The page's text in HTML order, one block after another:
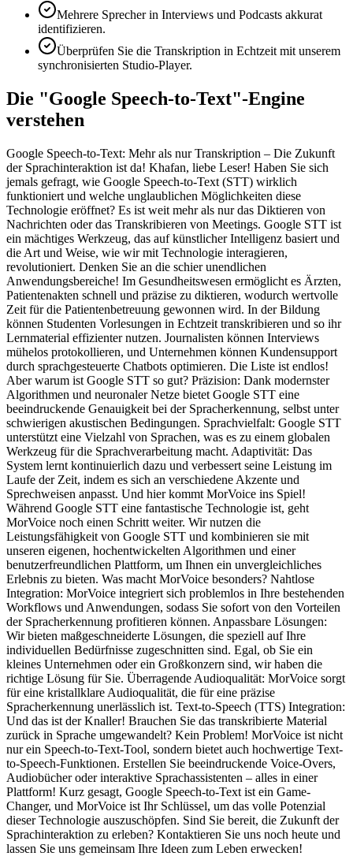
Mehrere Sprecher in Interviews und Podcasts akkurat
identifizieren.
Überprüfen Sie die Transkription in Echtzeit mit unserem
synchronisierten Studio-Player.
Die "Google Speech-to-Text"-Engine
verstehen
Google Speech-to-Text: Mehr als nur Transkription – Die Zukunft
der Sprachinteraktion ist da! Khafan, liebe Leser! Haben Sie sich
jemals gefragt, wie Google Speech-to-Text (STT) wirklich
funktioniert und welche unglaublichen Möglichkeiten diese
Technologie eröffnet? Es ist weit mehr als nur das Diktieren von
Nachrichten oder das Transkribieren von Meetings. Google STT ist
ein mächtiges Werkzeug, das auf künstlicher Intelligenz basiert und
die Art und Weise, wie wir mit Technologie interagieren,
revolutioniert. Denken Sie an die schier unendlichen
Anwendungsbereiche! Im Gesundheitswesen ermöglicht es Ärzten,
Patientenakten schnell und präzise zu diktieren, wodurch wertvolle
Zeit für die Patientenbetreuung gewonnen wird. In der Bildung
können Studenten Vorlesungen in Echtzeit transkribieren und so ihr
Lernmaterial effizienter nutzen. Journalisten können Interviews
mühelos protokollieren, und Unternehmen können Kundensupport
durch sprachgesteuerte Chatbots optimieren. Die Liste ist endlos!
Aber warum ist Google STT so gut? Präzision: Dank modernster
Algorithmen und neuronaler Netze bietet Google STT eine
beeindruckende Genauigkeit bei der Spracherkennung, selbst unter
schwierigen akustischen Bedingungen. Sprachvielfalt: Google STT
unterstützt eine Vielzahl von Sprachen, was es zu einem globalen
Werkzeug für die Sprachverarbeitung macht. Adaptivität: Das
System lernt kontinuierlich dazu und verbessert seine Leistung im
Laufe der Zeit, indem es sich an verschiedene Akzente und
Sprechweisen anpasst. Und hier kommt MorVoice ins Spiel!
Während Google STT eine fantastische Technologie ist, geht
MorVoice noch einen Schritt weiter. Wir nutzen die
Leistungsfähigkeit von Google STT und kombinieren sie mit
unseren eigenen, hochentwickelten Algorithmen und einer
benutzerfreundlichen Plattform, um Ihnen ein unvergleichliches
Erlebnis zu bieten. Was macht MorVoice besonders? Nahtlose
Integration: MorVoice integriert sich problemlos in Ihre bestehenden
Workflows und Anwendungen, sodass Sie sofort von den Vorteilen
der Spracherkennung profitieren können. Anpassbare Lösungen:
Wir bieten maßgeschneiderte Lösungen, die speziell auf Ihre
individuellen Bedürfnisse zugeschnitten sind. Egal, ob Sie ein
kleines Unternehmen oder ein Großkonzern sind, wir haben die
richtige Lösung für Sie. Überragende Audioqualität: MorVoice sorgt
für eine kristallklare Audioqualität, die für eine präzise
Spracherkennung unerlässlich ist. Text-to-Speech (TTS) Integration:
Und das ist der Knaller! Brauchen Sie das transkribierte Material
zurück in Sprache umgewandelt? Kein Problem! MorVoice ist nicht
nur ein Speech-to-Text-Tool, sondern bietet auch hochwertige Text-
to-Speech-Funktionen. Erstellen Sie beeindruckende Voice-Overs,
Audiobücher oder interaktive Sprachassistenten – alles in einer
Plattform! Kurz gesagt, Google Speech-to-Text ist ein Game-
Changer, und MorVoice ist Ihr Schlüssel, um das volle Potenzial
dieser Technologie auszuschöpfen. Sind Sie bereit, die Zukunft der
Sprachinteraktion zu erleben? Kontaktieren Sie uns noch heute und
lassen Sie uns gemeinsam Ihre Ideen zum Leben erwecken!